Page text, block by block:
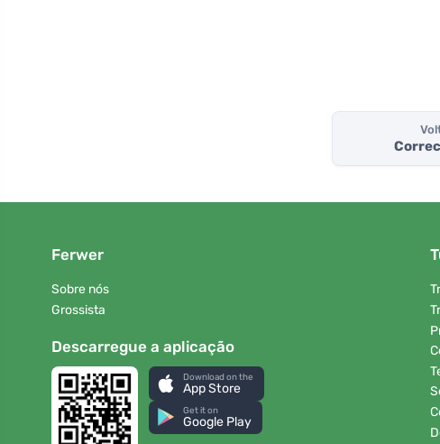
Ferwer
Sobre nós
Grossista
Descarregue a aplicação
Download on the
App Store
Get it on
Google Play